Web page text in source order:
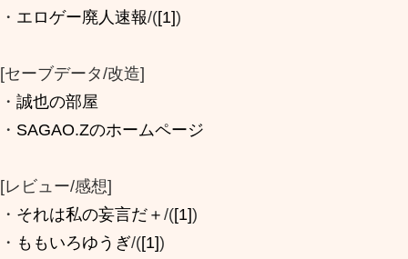
・ エロゲー廃人速報/([1])
[セーブデータ/改造]
・ 誠也の部屋
・ SAGAO.Zのホームページ
[レビュー/感想]
・ それは私の妄言だ＋ /([1])
・ ももいろゆうぎ/([1])